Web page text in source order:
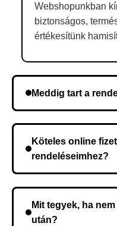
Webshopunkban
biztonságos,
értékesítünk
Meddig tart a
kerül, és ez az
Köteles online
rendeléseimhez?
Mit tegyek, ha
után?